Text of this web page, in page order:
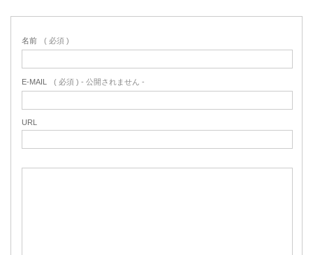
名前 ( 必須 )
E-MAIL ( 必須 ) - 公開されません -
URL